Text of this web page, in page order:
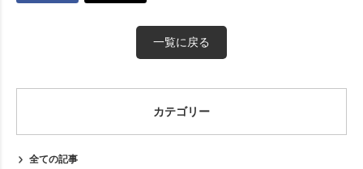
一覧に戻る
カテゴリー
全ての記事